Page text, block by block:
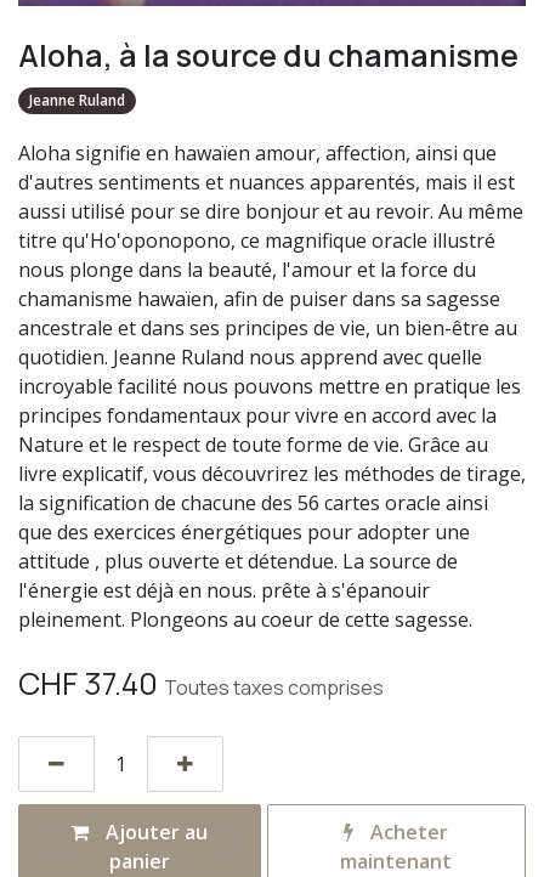
Aloha, à la source du chamanisme
Jeanne Ruland
Aloha signifie en hawaïen amour, affection, ainsi que
d'autres sentiments et nuances apparentés, mais il est
aussi utilisé pour se dire bonjour et au revoir. Au même
titre qu'Ho'oponopono, ce magnifique oracle illustré
nous plonge dans la beauté, l'amour et la force du
chamanisme hawaïen, afin de puiser dans sa sagesse
ancestrale et dans ses principes de vie, un bien-être au
quotidien. Jeanne Ruland nous apprend avec quelle
incroyable facilité nous pouvons mettre en pratique les
principes fondamentaux pour vivre en accord avec la
Nature et le respect de toute forme de vie. Grâce au
livre explicatif, vous découvrirez les méthodes de tirage,
la signification de chacune des 56 cartes oracle ainsi
que des exercices énergétiques pour adopter une
attitude , plus ouverte et détendue. La source de
l'énergie est déjà en nous. prête à s'épanouir
pleinement. Plongeons au coeur de cette sagesse.
CHF37.40 Toutes taxes comprises
Ajouter au
panier
Acheter
maintenant